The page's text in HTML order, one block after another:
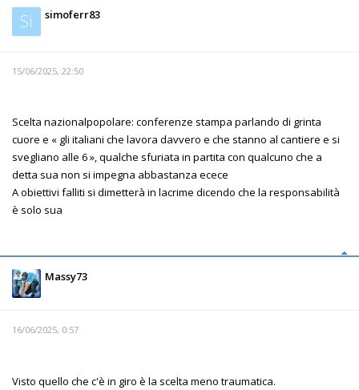
Si simoferr83
15/06/2025, 22:50
Scelta nazionalpopolare: conferenze stampa parlando di grinta
cuore e « gli italiani che lavora davvero e che stanno al cantiere e si
svegliano alle 6 », qualche sfuriata in partita con qualcuno che a
detta sua non si impegna abbastanza ecece
A obiettivi falliti si dimetterà in lacrime dicendo che la responsabilità
è solo sua
Massy73
16/06/2025, 0:57
Visto quello che c'è in giro è la scelta meno traumatica.